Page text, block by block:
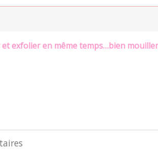
exfolier en même temps…bien